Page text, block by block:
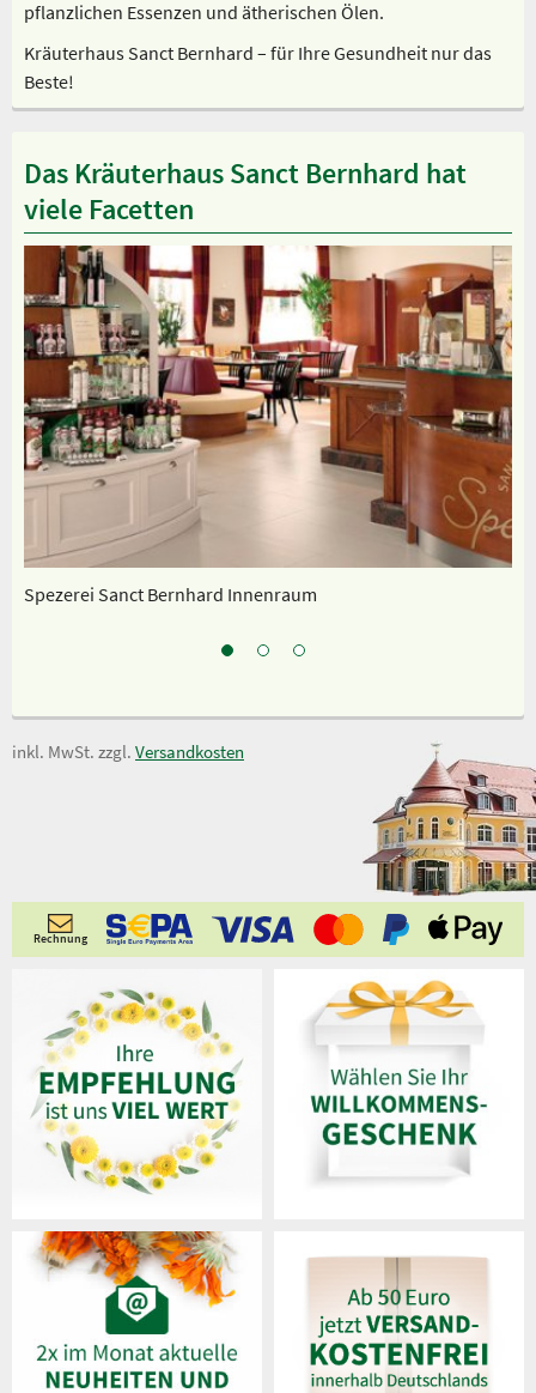
pflanzlichen Essenzen und ätherischen Ölen.
Kräuterhaus Sanct Bernhard – für Ihre Gesundheit nur das
Beste!
Das Kräuterhaus Sanct Bernhard hat
viele Facetten
Spezerei Sanct Bernhard Innenraum
inkl. MwSt. zzgl. Versandkosten
Rechnung